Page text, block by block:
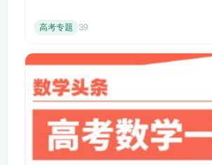
生物进化的基本单位、进化的原材料
让学生理解生物进化的机制。
稳态与环境：
人体的内环境与稳态：
讲解内环境的组成和理化性质，以
义和调节机制。
回顾神经调节、体液调节和免疫调
高考专题 39